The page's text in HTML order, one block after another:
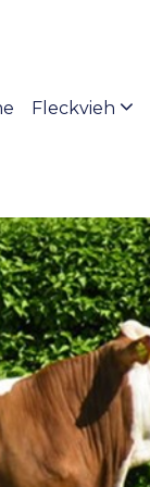
Fleckvieh